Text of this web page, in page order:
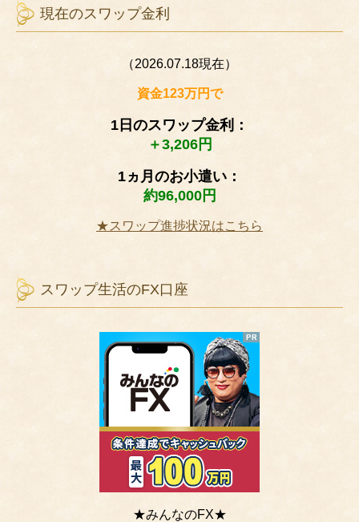
現在のスワップ金利
（2026.07.18現在）
資金123万円で
1日のスワップ金利：
＋3,206円
1ヵ月のお小遣い：
約96,000円
★スワップ進捗状況はこちら
スワップ生活のFX口座
★みんなのFX★